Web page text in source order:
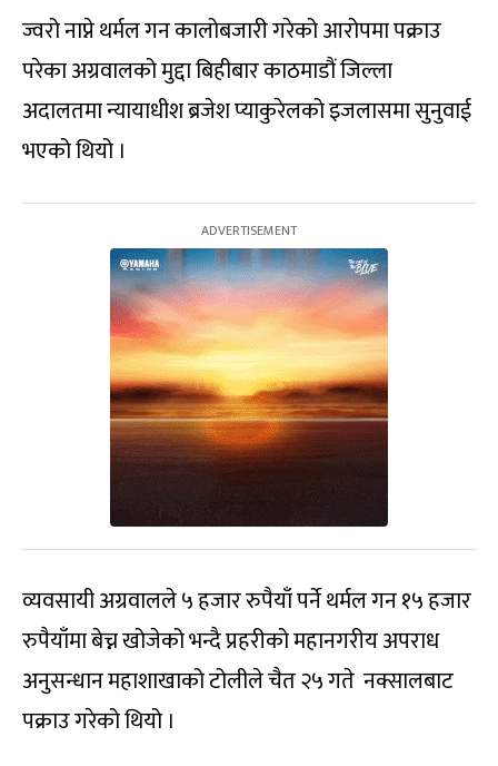
ज्वरो नाप्ने थर्मल गन कालोबजारी गरेको आरोपमा पक्राउ
परेका अग्रवालको मुद्दा बिहीबार काठमाडौं जिल्ला
अदालतमा न्यायाधीश ब्रजेश प्याकुरेलको इजलासमा सुनुवाई
भएको थियो ।
व्यवसायी अग्रवालले ५ हजार रुपैयाँ पर्ने थर्मल गन १५ हजार
रुपैयाँमा बेच्न खोजेको भन्दै प्रहरीको महानगरीय अपराध
अनुसन्धान महाशाखाको टोलीले चैत २५ गते नक्सालबाट
पक्राउ गरेको थियो ।